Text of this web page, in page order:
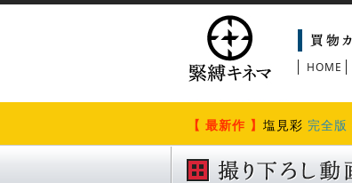
HOME
【 最新作 】 塩見彩 完全版